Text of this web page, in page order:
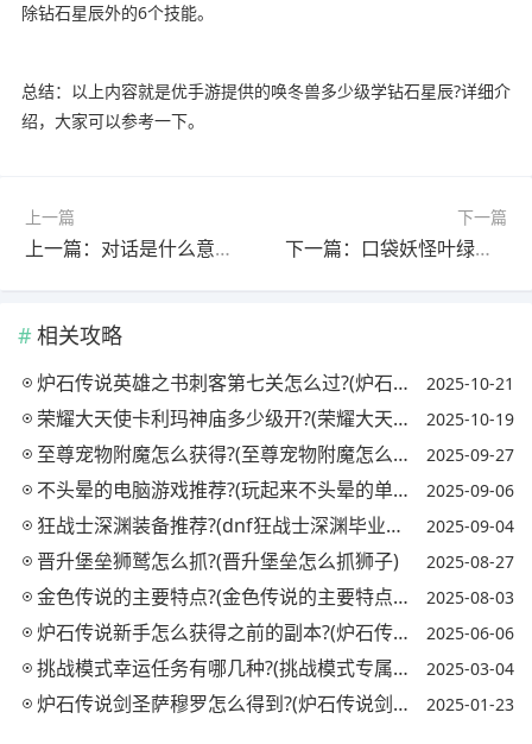
除钻石星辰外的6个技能。
总结：以上内容就是优手游提供的唤冬兽多少级学钻石星辰?详细介
绍，大家可以参考一下。
上一篇
上一篇：对话是什么意思?(仙家对话是什么意思)
下一篇
下一篇：口袋妖怪叶绿闪光精灵哪里抓?(口袋妖怪叶绿 闪光)
相关攻略
炉石传说英雄之书刺客第七关怎么过?(炉石传说英雄之书刺客攻略) 2025-10-21
荣耀大天使卡利玛神庙多少级开?(荣耀大天使卡利玛神庙打几次) 2025-10-19
至尊宠物附魔怎么获得?(至尊宠物附魔怎么获得视频) 2025-09-27
不头晕的电脑游戏推荐?(玩起来不头晕的单机游戏) 2025-09-06
狂战士深渊装备推荐?(dnf狂战士深渊毕业套是什么) 2025-09-04
晋升堡垒狮鹫怎么抓?(晋升堡垒怎么抓狮子) 2025-08-27
金色传说的主要特点?(金色传说的主要特点有哪些) 2025-08-03
炉石传说新手怎么获得之前的副本?(炉石传说怎么获得以前的冒险模式) 2025-06-06
挑战模式幸运任务有哪几种?(挑战模式专属奖励) 2025-03-04
炉石传说剑圣萨穆罗怎么得到?(炉石传说剑圣萨穆罗卡组) 2025-01-23